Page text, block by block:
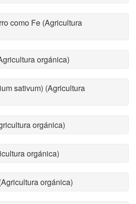
como Fe (Agricultura
orgánica)
sativum) (Agricultura
orgánica)
orgánica)
orgánica)